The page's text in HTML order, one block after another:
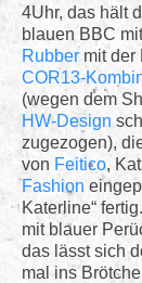
4Uhr, das hält
blauen BBC
Rubber mit der
COR13-
(wegen dem
HW-Design
zugezogen),
von Feitico,
Fashion
Katerline“
mit blauer
das lässt sich
mal ins